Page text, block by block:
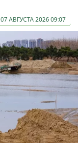
07 АВГУСТА 2026 09:07